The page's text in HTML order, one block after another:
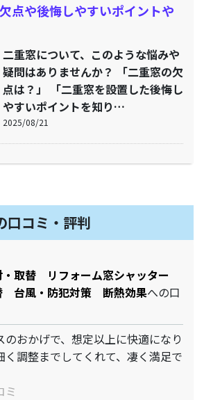
点や後悔しやすいポイントや
二重窓について、このような悩みや
疑問はありませんか？ 「二重窓の欠
点は？」 「二重窓を設置した後悔し
やすいポイントを知り…
2025/08/21
口コミ・評判
・取替 リフォーム窓シャッター
台風・防犯対策 断熱効果への口
のおかげで、想定以上に快適になり
く調整までしてくれて、凄く満足で
ミ